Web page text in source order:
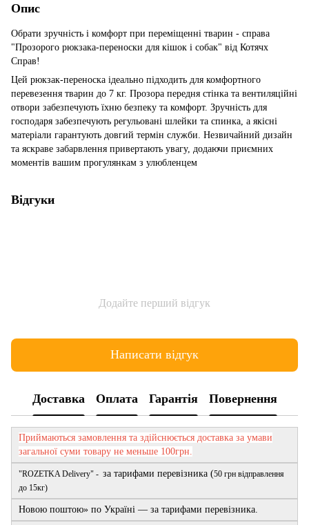
Опис
Обрати зручність і комфорт при переміщенні тварин - справа
"Прозорого рюкзака-переноски для кішок і собак" від Котячх
Справ!
Цей рюкзак-переноска ідеально підходить для комфортного
перевезення тварин до 7 кг. Прозора передня стінка та вентиляційні
отвори забезпечують їхню безпеку та комфорт. Зручність для
господаря забезпечують регульовані шлейки та спинка, а якісні
матеріали гарантують довгий термін служби. Незвичайний дизайн
та яскраве забарвлення привертають увагу, додаючи приємних
моментів вашим прогулянкам з улюбленцем
Відгуки
Додайте перший відгук
Написати відгук
Доставка Оплата Гарантія Повернення
Приймаються замовлення та здійснюється доставка за умави
загальної суми товару не меньше 100грн.
"ROZETKA Delivery" - за тарифами перевізника (50 грн відправлення
до 15кг)
Новою поштою» по Україні — за тарифами перевізника.